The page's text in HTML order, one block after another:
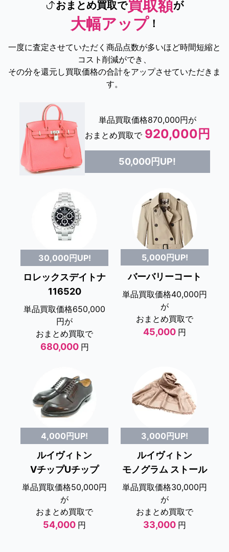
おまとめ買取で買取額が
大幅アップ！
一度に査定させていただく商品点数が多いほど時間短縮と
コスト削減ができ、
その分を還元し買取価格の合計をアップさせていただきま
す。
単品買取価格870,000円が
おまとめ買取で 920,000円
50,000円UP!
30,000円UP!
ロレックスデイトナ
116520
単品買取価格650,000
円が
おまとめ買取で
680,000 円
5,000円UP!
バーバリーコート
単品買取価格40,000円
が
おまとめ買取で
45,000 円
4,000円UP!
ルイヴィトン
VチップUチップ
単品買取価格50,000円
が
おまとめ買取で
54,000 円
3,000円UP!
ルイヴィトン
モノグラム ストール
単品買取価格30,000円
が
おまとめ買取で
33,000 円